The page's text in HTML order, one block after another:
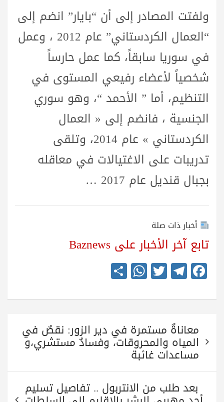
ولفتت المصادر إلى أن “بايار” انضم إلى
“العمال الكردستاني” عام 2012 ، وعمل
في سوريا سابقاً، كما عمل حارساً
شخصياً لأعضاء رفيعي المستوى في
التنظيم، أما ” الأحمد “، وهو سوري
الجنسية ، فانضم إلى « العمال
الكردستاني » عام 2014، وتلقى
تدريبات على الاغتيالات في معاقله
بجبال قنديل عام 2017 …
أخبار ذات صلة
تابع آخر الأخبار على Baznews
Fa
ce
bo
ok
Te
le
gr
m
T
wi
tte
r
W
ha
ts
A
pp
re
المقالات
معاناةٌ مستمرة في دير الزور: نقصٌ في
المياه والمحروقات، وفسادٌ مستشري،و
مساعدات غائبة
بعد طلب من الانتربول .. تفاصيل تسليم